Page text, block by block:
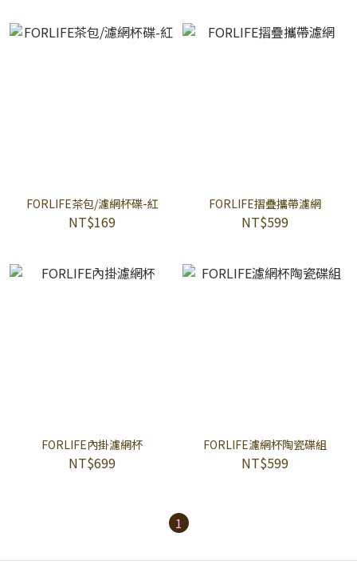
FORLIFE茶包/濾網杯碟-紅
NT$169
FORLIFE摺疊攜帶濾網
NT$599
FORLIFE內掛濾網杯
NT$699
FORLIFE濾網杯陶瓷碟組
NT$599
1